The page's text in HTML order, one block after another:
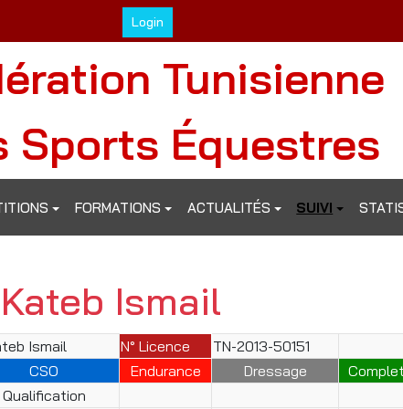
Login
Tunisienne
Sports Équestres
FORMATIONS ACTUALITÉS SUIVI
Ismail
Ismail N° Licence
TN-2013-50151
CSO Endurance Dressage Complet
Qualification